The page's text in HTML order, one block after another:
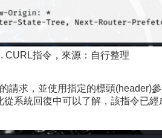
CURL指令，來源：自行整理
求，並使用指定的標頭(header)
系統回復中可以了解，該指令已